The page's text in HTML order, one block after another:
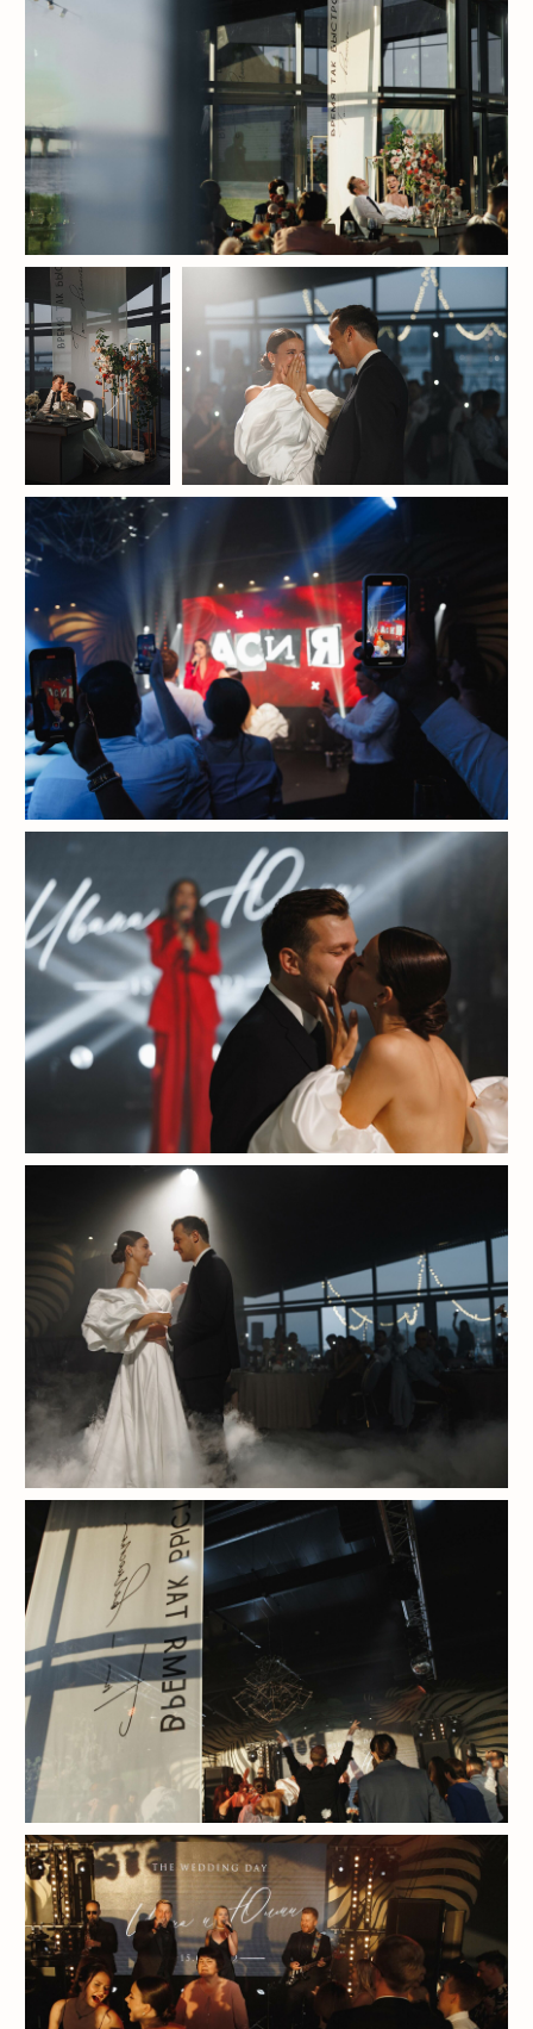
Я даюсогласие на обработку
персональных данныхи соглашаюсь
с политикой конфиденциальности
ОТПРАВИТЬ ЗАЯВКУ
ВАША ЗАЯВКА
ОТПРАВЛЕНА
Ожидайте звонок в рабочее время
нашего офиса (с понедельника
по пятницу с 11:00 до 19:00).
Благодарим за оказанное доверие!
А обещанный подарок —
«Пошаговый план подготовки
к вашему празднику» уже ждёт
вас ЗДЕСЬ.
Будем рады
встрече!
САНКТ-ПЕТЕРБУРГ, ПИОНЕРСКАЯ УЛ.,
16А (ПЕТРОГРАДСКАЯ СТОРОНА)
ВВЕРХ
ГЛАВНАЯ
СВАДЬБЫ
ДРУГИЕ ПРАЗДНИКИ
ПОРТФОЛИО
ЦЕНЫ
ДОБРЫЕ СЛОВА
БЛОГ
КОНТАКТЫ
Навигация по сайту